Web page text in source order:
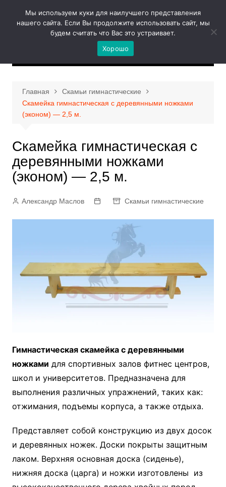
содержимому
Главная
Скамьи гимнастические
Скамейка гимнастическая с деревянными ножками
(эконом) — 2,5 м.
Скамейка гимнастическая с
деревянными ножками
(эконом) — 2,5 м.
Александр Маслов Скамьи гимнастические
Гимнастическая скамейка с деревянными
ножками для спортивных залов фитнес центров,
школ и университетов. Предназначена для
выполнения различных упражнений, таких как:
отжимания, подъемы корпуса, а также отдыха.
Представляет собой конструкцию из двух досок
и деревянных ножек. Доски покрыты защитным
лаком. Верхняя основная доска (сиденье),
нижняя доска (царга) и ножки изготовлены из
Мы используем куки для наилучшего представления
нашего сайта. Если Вы продолжите использовать сайт, мы
будем считать что Вас это устраивает.
Хорошо